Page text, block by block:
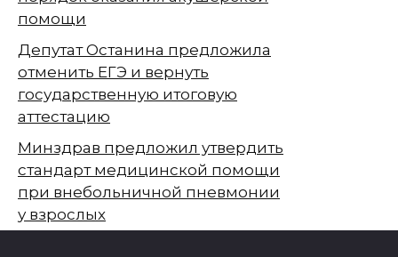
помощи
Депутат Останина предложила
отменить ЕГЭ и вернуть
государственную итоговую
аттестацию
Минздрав предложил утвердить
стандарт медицинской помощи
при внебольничной пневмонии
у взрослых